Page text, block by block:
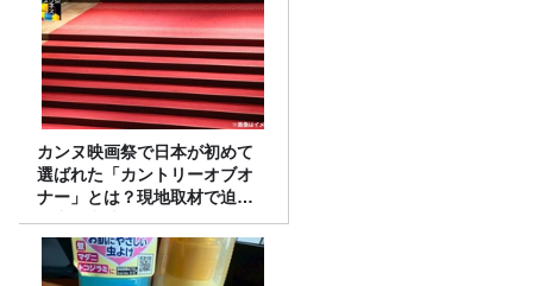
カンヌ映画祭で日本が初めて
選ばれた「カントリーオブオ
ナー」とは？現地取材で迫る
選出の意味